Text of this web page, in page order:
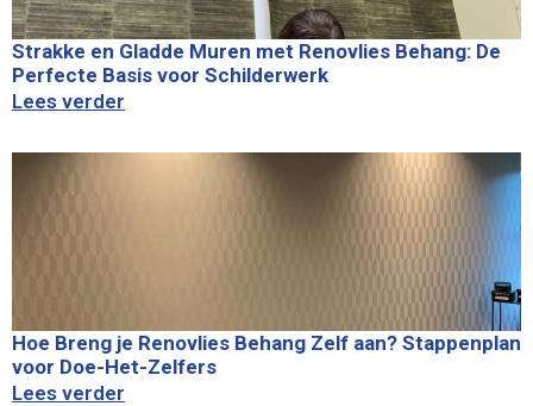
Strakke en Gladde Muren met Renovlies Behang: De
Perfecte Basis voor Schilderwerk
Lees verder
Hoe Breng je Renovlies Behang Zelf aan? Stappenplan
voor Doe-Het-Zelfers
Lees verder